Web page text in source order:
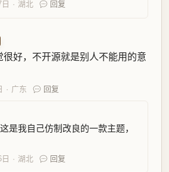
湖北 回复
很好，不开源就是别人不能用的意
广东 回复
这是我自己仿制改良的一款主题，
湖北 回复